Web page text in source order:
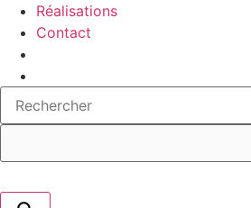
Réalisations
Contact